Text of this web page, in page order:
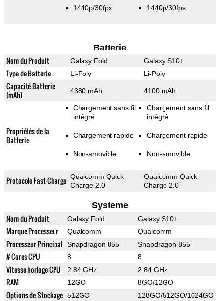
1440p/30fps 1440p/30fps
Batterie
Nom du Produit Galaxy Fold Galaxy S10+
Type de Batterie Li-Poly Li-Poly
Capacité Batterie
(mAh)
4380 mAh 4100 mAh
Propriétés de la
Batterie
Chargement sans fil
intégré
Chargement rapide
Non-amovible
Chargement sans fil
intégré
Chargement rapide
Non-amovible
Protocole Fast-Charge Qualcomm Quick
Charge 2.0
Qualcomm Quick
Charge 2.0
Systeme
Nom du Produit Galaxy Fold Galaxy S10+
Marque Processeur Qualcomm Qualcomm
Processeur Principal Snapdragon 855 Snapdragon 855
# Cores CPU 8 8
Vitesse horloge CPU 2.84 GHz 2.84 GHz
RAM 12GO 8GO/12GO
Options de Stockage 512GO 128GO/512GO/1024GO